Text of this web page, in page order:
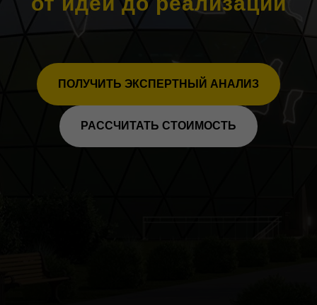
ПОЛУЧИТЬ ЭКСПЕРТНЫЙ АНАЛИЗ
РАССЧИТАТЬ СТОИМОСТЬ